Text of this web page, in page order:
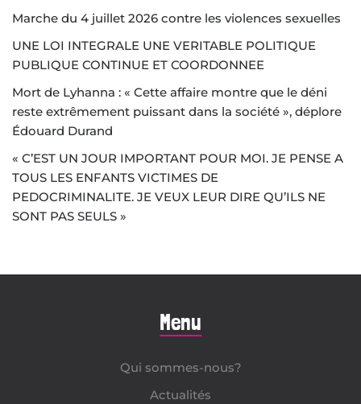
Marche du 4 juillet 2026 contre les violences sexuelles
UNE LOI INTEGRALE UNE VERITABLE POLITIQUE
PUBLIQUE CONTINUE ET COORDONNEE
Mort de Lyhanna : « Cette affaire montre que le déni
reste extrêmement puissant dans la société », déplore
Édouard Durand
« C’EST UN JOUR IMPORTANT POUR MOI. JE PENSE A
TOUS LES ENFANTS VICTIMES DE
PEDOCRIMINALITE. JE VEUX LEUR DIRE QU’ILS NE
SONT PAS SEULS »
Menu
Qui sommes-nous?
Actualités